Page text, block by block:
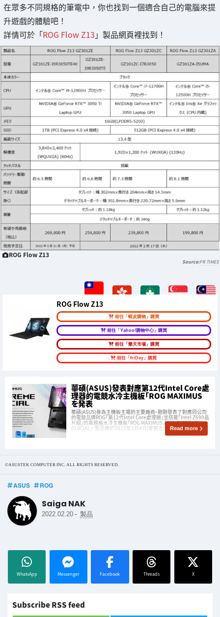
在眾多不同規格的筆電中，你也找到一個適合自己的電腦來提
升遊戲的體驗吧！
詳情可於「ROG Flow Z13 」製品網頁裡找到！
ROG Flow Z13
PR TIMES
ROG Flow Z13
前往「蝦皮購物」購買
前往「Yahoo!購物中心」購買
前往「樂天市場」購買
前往「friDay」購買
華碩(ASUS)發表對應第12代Intel Core處
理器的電競水冷主機板「ROG MAXIMUS
を発表
華碩(ASUS)身為主機板主場的主要廠商，剛剛發表了對應同公司
的電競品牌ROG「第12代Intel Core處理器」並搭載「Intel Z690晶
片組」的高規格水冷主機板「ROG MAXIMUS Z690 EXTREME
GLACIAL」。製品將於2022年2月4日(星期五)開始發售。
Read more
©ASUSTEK COMPUTER INC. ALL RIGHTS RESERVED.
ASUS ROG
Saiga NAK
2022.02.20 - 製品
WhatsApp Messenger Facebook Threads X
Subscribe RSS feed